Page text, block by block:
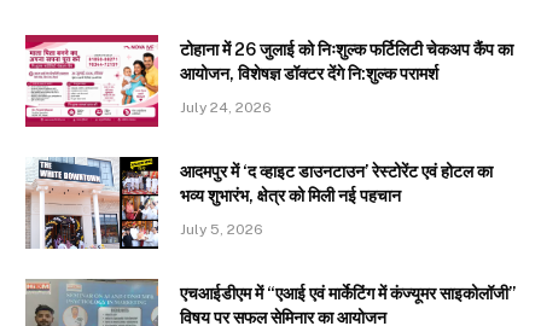
टोहाना में 26 जुलाई को निःशुल्क फर्टिलिटी चेकअप कैंप का
आयोजन, विशेषज्ञ डॉक्टर देंगे नि:शुल्क परामर्श
July 24, 2026
आदमपुर में ‘द व्हाइट डाउनटाउन’ रेस्टोरेंट एवं होटल का
भव्य शुभारंभ, क्षेत्र को मिली नई पहचान
July 5, 2026
एचआईडीएम में “एआई एवं मार्केटिंग में कंज्यूमर साइकोलॉजी”
विषय पर सफल सेमिनार का आयोजन